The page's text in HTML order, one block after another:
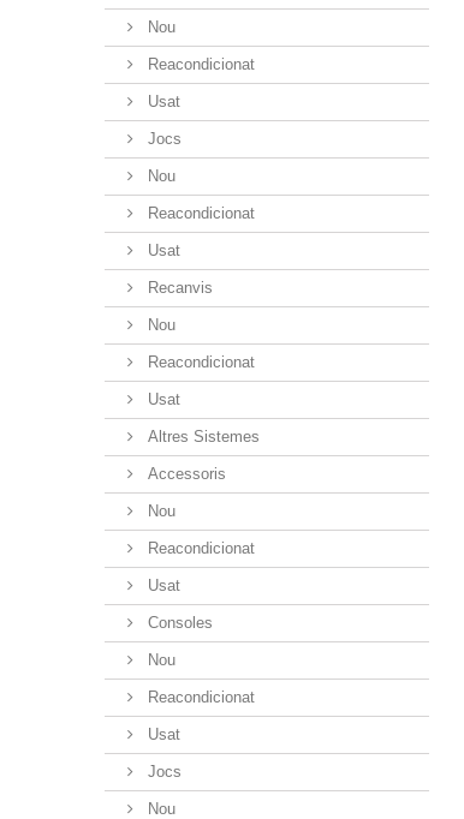
Nou
Reacondicionat
Usat
Jocs
Nou
Reacondicionat
Usat
Recanvis
Nou
Reacondicionat
Usat
Altres Sistemes
Accessoris
Nou
Reacondicionat
Usat
Consoles
Nou
Reacondicionat
Usat
Jocs
Nou